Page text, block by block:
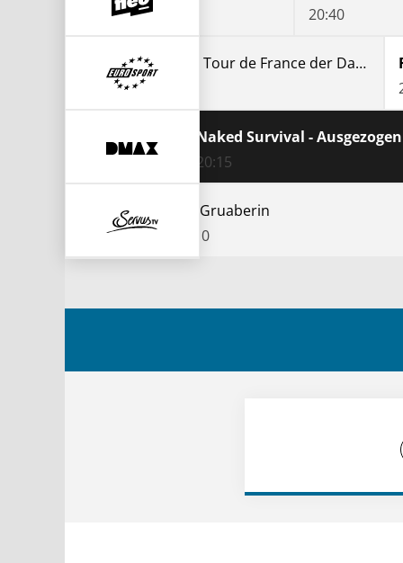
20:00
20:40
Radsport: Tour de France der Damen
20:01
Naked Survival -
20:15
Die Gruaberin
20:10